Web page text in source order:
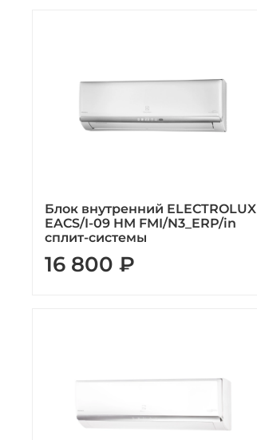
Блок внутренний ELECTROLUX
EACS/I-09 HM FMI/N3_ERP/in
сплит-системы
16 800 ₽